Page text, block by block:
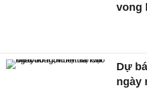
vong
Dự
ngày